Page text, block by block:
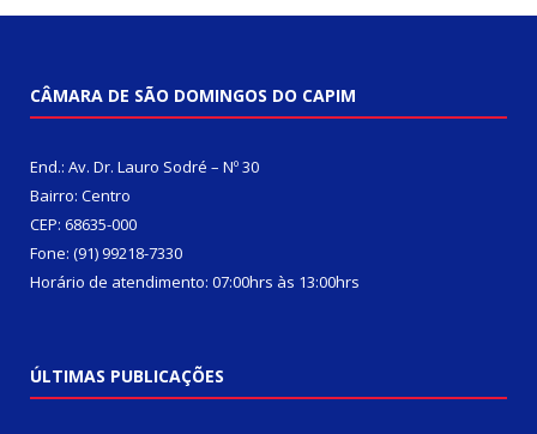
CÂMARA DE SÃO DOMINGOS DO CAPIM
End.: Av. Dr. Lauro Sodré – Nº 30
Bairro: Centro
CEP: 68635-000
Fone: (91) 99218-7330
Horário de atendimento: 07:00hrs às 13:00hrs
ÚLTIMAS PUBLICAÇÕES